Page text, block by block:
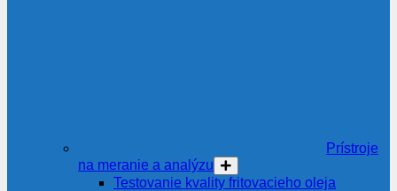
Prístroje
na meranie a analýzu
Testovanie kvality fritovacieho oleja